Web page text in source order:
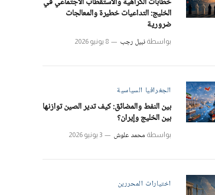
الخليج: التداعيات خطيرة والمعالجات
ضرورية
بواسطة نبيل رجب 8 يونيو 2026
الجغرافيا السياسية
بين النفط والمضائق: كيف تدير الصين توازنها
بين الخليج وإيران؟
بواسطة محمد علوش 3 يونيو 2026
اختيارات المحررين